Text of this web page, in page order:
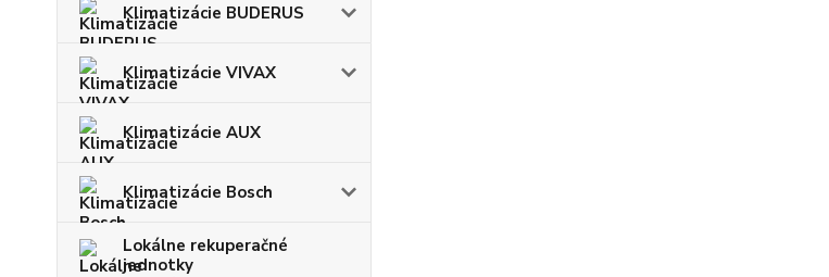
Klimatizácie BUDERUS
Klimatizácie VIVAX
Klimatizácie AUX
Klimatizácie Bosch
Lokálne rekuperačné
jednotky